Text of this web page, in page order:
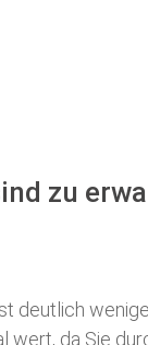
zu
deutlich
da Sie